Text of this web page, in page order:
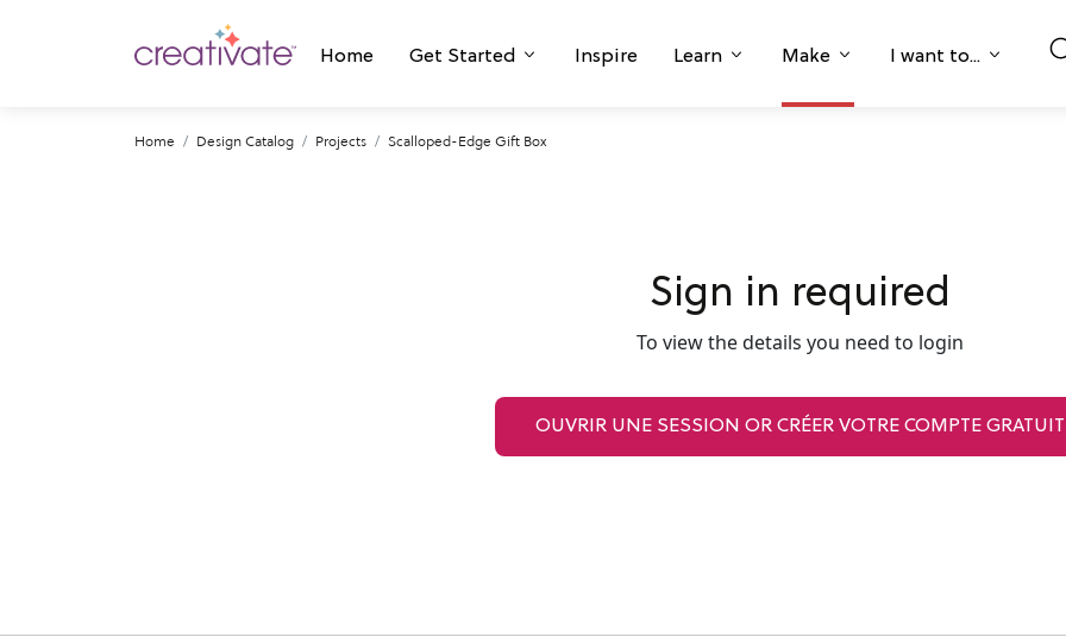
Home Get Started Inspire Learn Make I want to...
Home Design Catalog Projects Scalloped-Edge Gift Box
Sign in required
To view the details you need to login
OUVRIR UNE SESSION OR CRÉER VOTRE COMPTE GRATUIT